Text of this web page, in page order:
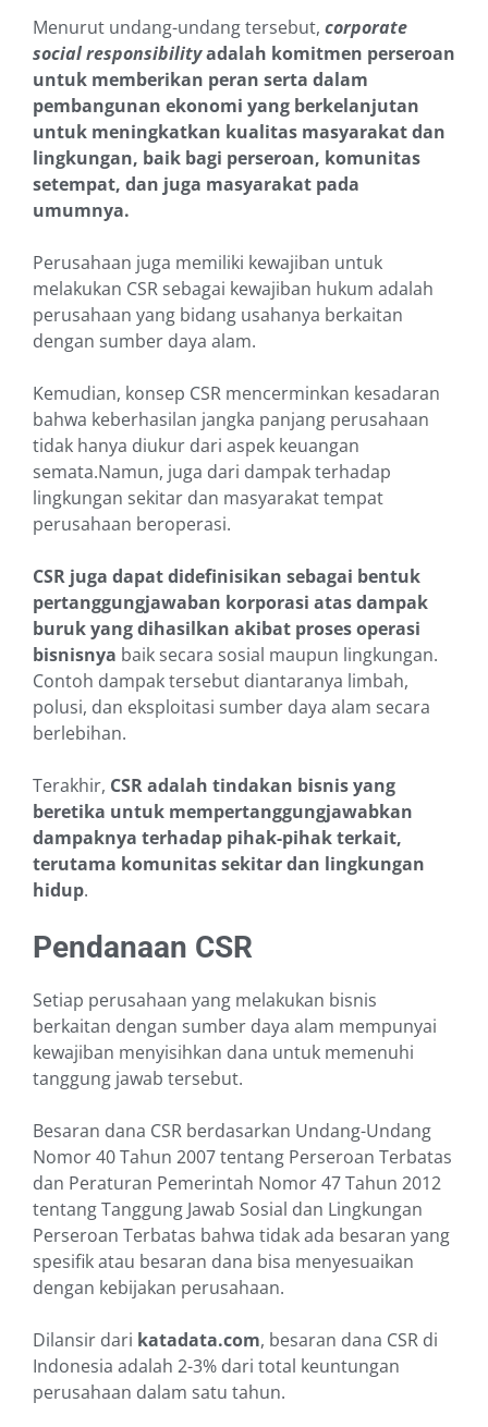
Menurut undang-undang tersebut, corporate
social responsibilityadalah komitmen perseroan
untuk memberikan peran serta dalam
pembangunan ekonomi yang berkelanjutan
untuk meningkatkan kualitas masyarakat dan
lingkungan, baik bagi perseroan, komunitas
setempat, dan juga masyarakat pada
umumnya.
Perusahaan juga memiliki kewajiban untuk
melakukan CSR sebagai kewajiban hukum adalah
perusahaan yang bidang usahanya berkaitan
dengan sumber daya alam.
Kemudian, konsep CSR mencerminkan kesadaran
bahwa keberhasilan jangka panjang perusahaan
tidak hanya diukur dari aspek keuangan
semata.Namun, juga dari dampak terhadap
lingkungan sekitar dan masyarakat tempat
perusahaan beroperasi.
CSR juga dapat didefinisikan sebagai bentuk
pertanggungjawaban korporasi atas dampak
buruk yang dihasilkan akibat proses operasi
bisnisnya baik secara sosial maupun lingkungan.
Contoh dampak tersebut diantaranya limbah,
polusi, dan eksploitasi sumber daya alam secara
berlebihan.
Terakhir, CSR adalah tindakan bisnis yang
beretika untuk mempertanggungjawabkan
dampaknya terhadap pihak-pihak terkait,
terutama komunitas sekitar dan lingkungan
hidup.
Pendanaan CSR
Setiap perusahaan yang melakukan bisnis
berkaitan dengan sumber daya alam mempunyai
kewajiban menyisihkan dana untuk memenuhi
tanggung jawab tersebut.
Besaran dana CSR berdasarkan Undang-Undang
Nomor 40 Tahun 2007 tentang Perseroan Terbatas
dan Peraturan Pemerintah Nomor 47 Tahun 2012
tentang Tanggung Jawab Sosial dan Lingkungan
Perseroan Terbatas bahwa tidak ada besaran yang
spesifik atau besaran dana bisa menyesuaikan
dengan kebijakan perusahaan.
Dilansir dari katadata.com, besaran dana CSR di
Indonesia adalah 2-3% dari total keuntungan
perusahaan dalam satu tahun.